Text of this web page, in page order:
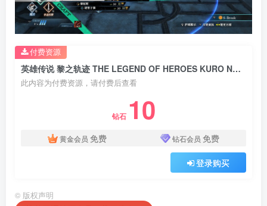
英雄传说 黎之轨迹 THE LEGEND OF HEROES KURO NO KISEKI v1.1.0豪华版 集成全DLC 官方中文
此内容为付费资源，请付费后查看
钻石 10
黄金会员 免费 钻石会员 免费
登录购买
付费资源
© 版权声明